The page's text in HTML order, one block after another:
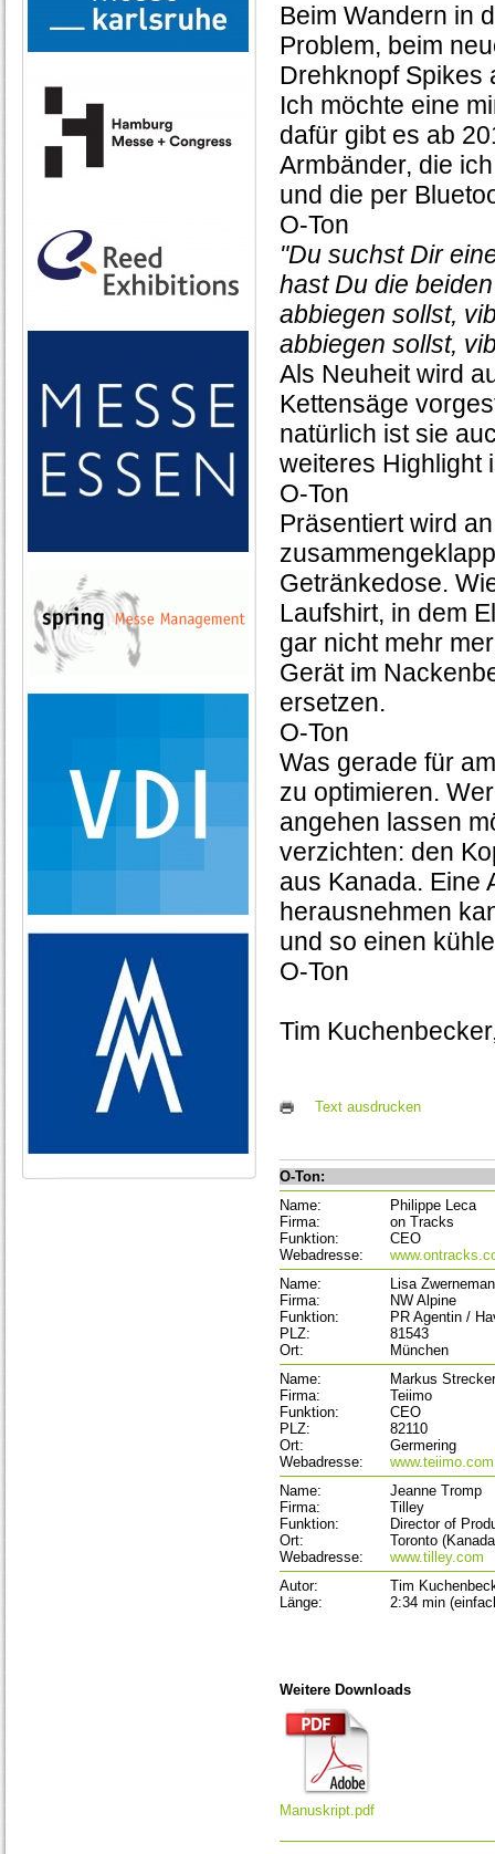
Beim Wandern in
Problem, beim
Drehknopf Spikes
Ich möchte eine
dafür gibt es ab
Armbänder, die
und die per
O-Ton
"Du suchst Dir
hast Du die
abbiegen sollst,
abbiegen sollst,
Als Neuheit wird
Kettensäge
natürlich ist sie
weiteres Highlight
O-Ton
Präsentiert wird
Getränkedose.
Laufshirt, in dem
gar nicht mehr
Gerät im
ersetzen.
O-Ton
Was gerade für
zu optimieren.
angehen lassen
verzichten: den
aus Kanada. Eine
herausnehmen
und so einen
O-Ton
Tim
Text ausdrucken
O-Ton:
Name:
Philippe Leca
Firma:
on Tracks
Funktion:
CEO
Webadresse:
Name:
Lisa
Firma:
NW Alpine
Funktion:
PR Agentin /
PLZ:
81543
Ort:
München
Name:
Markus Strecker
Firma:
Teiimo
Funktion:
CEO
PLZ:
82110
Ort:
Germering
Webadresse:
www.teiimo.com
Name:
Jeanne Tromp
Firma:
Tilley
Funktion:
Director of
Ort:
Toronto
Webadresse:
www.tilley.com
Autor:
Tim
Länge:
2:34 min
Weitere Downloads
Manuskript.pdf